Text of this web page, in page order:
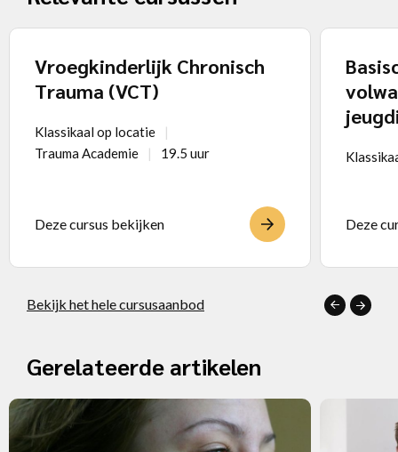
Vroegkinderlijk Chronisch
Trauma (VCT)
Klassikaal op locatie
Trauma Academie
19.5 uur
Deze cursus bekijken Deze
Bekijk het hele cursusaanbod
Gerelateerde artikelen